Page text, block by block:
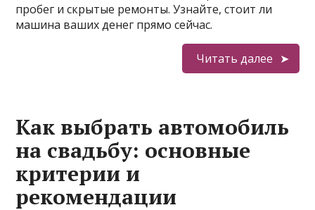
пробег и скрытые ремонты. Узнайте, стоит ли
машина ваших денег прямо сейчас.
Читать далее
Как выбрать автомобиль
на свадьбу: основные
критерии и
рекомендации